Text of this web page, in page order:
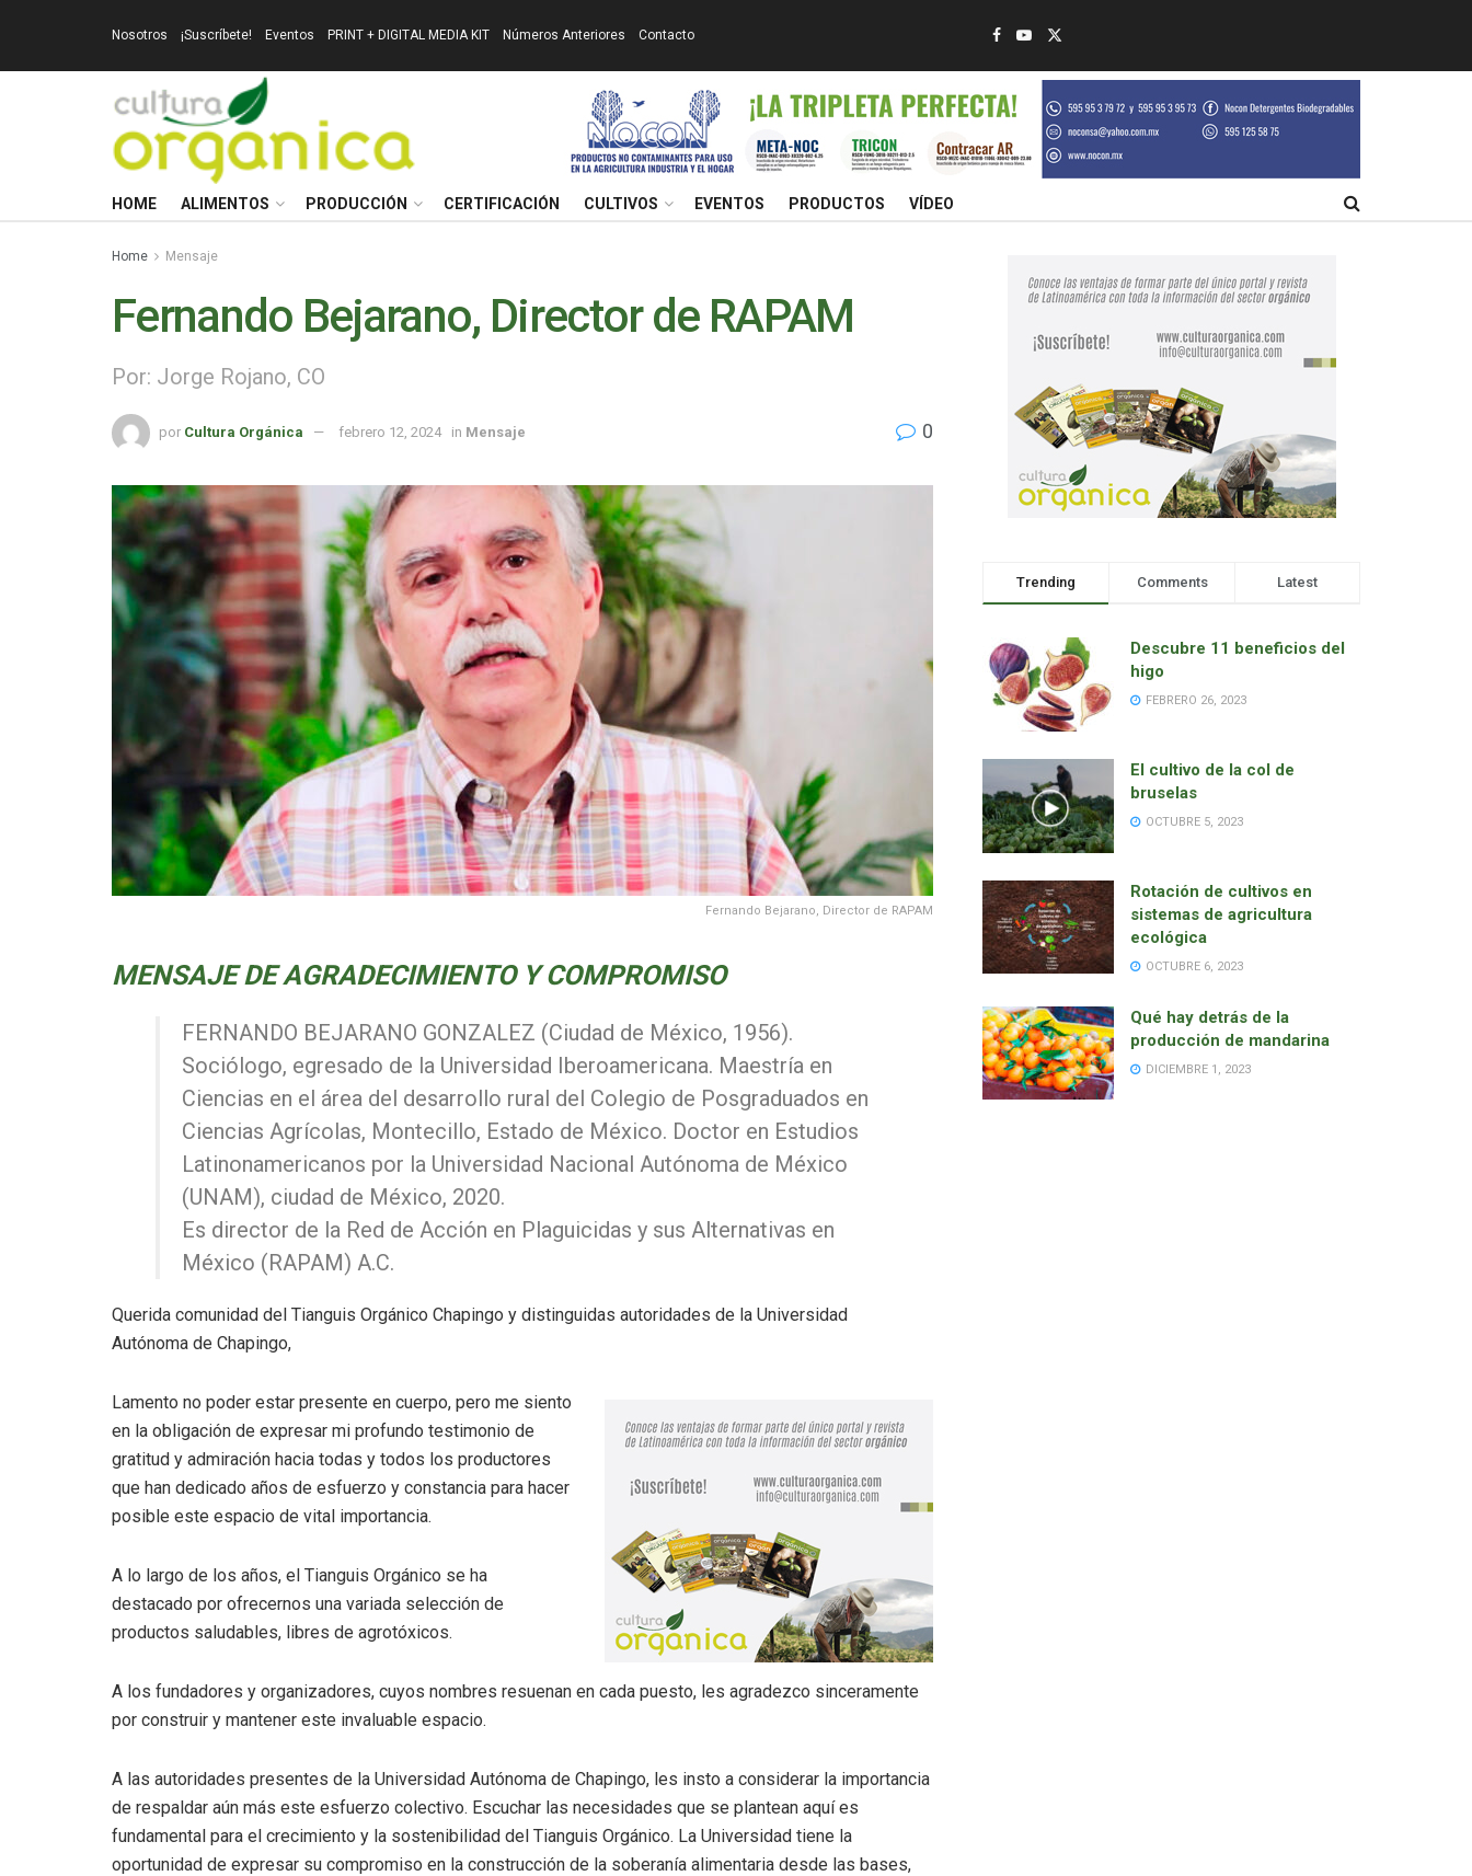
Nosotros ¡Suscríbete! Eventos PRINT + DIGITAL MEDIA KIT Números Anteriores Contacto
HOME ALIMENTOS PRODUCCIÓN CERTIFICACIÓN CULTIVOS EVENTOS PRODUCTOS VÍDEO
Home Mensaje
Fernando Bejarano, Director de RAPAM
Por: Jorge Rojano, CO
por Cultura Orgánica febrero 12, 2024 in Mensaje 0
Fernando Bejarano, Director de RAPAM
MENSAJE DE AGRADECIMIENTO Y COMPROMISO
FERNANDO BEJARANO GONZALEZ (Ciudad de México, 1956).
Sociólogo, egresado de la Universidad Iberoamericana. Maestría en
Ciencias en el área del desarrollo rural del Colegio de Posgraduados en
Ciencias Agrícolas, Montecillo, Estado de México. Doctor en Estudios
Latinonamericanos por la Universidad Nacional Autónoma de México
(UNAM), ciudad de México, 2020.
Es director de la Red de Acción en Plaguicidas y sus Alternativas en
México (RAPAM) A.C.
Querida comunidad del Tianguis Orgánico Chapingo y distinguidas autoridades de la Universidad
Autónoma de Chapingo,
Lamento no poder estar presente en cuerpo, pero me siento
en la obligación de expresar mi profundo testimonio de
gratitud y admiración hacia todas y todos los productores
que han dedicado años de esfuerzo y constancia para hacer
posible este espacio de vital importancia.
A lo largo de los años, el Tianguis Orgánico se ha
destacado por ofrecernos una variada selección de
productos saludables, libres de agrotóxicos.
A los fundadores y organizadores, cuyos nombres resuenan en cada puesto, les agradezco sinceramente
por construir y mantener este invaluable espacio.
A las autoridades presentes de la Universidad Autónoma de Chapingo, les insto a considerar la importancia
de respaldar aún más este esfuerzo colectivo. Escuchar las necesidades que se plantean aquí es
fundamental para el crecimiento y la sostenibilidad del Tianguis Orgánico. La Universidad tiene la
oportunidad de expresar su compromiso en la construcción de la soberanía alimentaria desde las bases,
Trending Comments Latest
Descubre 11 beneficios del
higo
FEBRERO 26, 2023
El cultivo de la col de
bruselas
OCTUBRE 5, 2023
Rotación de cultivos en
sistemas de agricultura
ecológica
OCTUBRE 6, 2023
Qué hay detrás de la
producción de mandarina
DICIEMBRE 1, 2023